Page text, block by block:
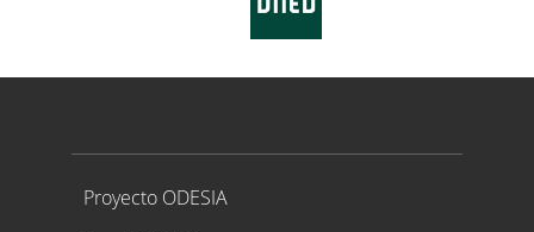
Proyecto ODESIA
Proyecto ODESIA